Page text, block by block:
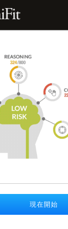
現在開始